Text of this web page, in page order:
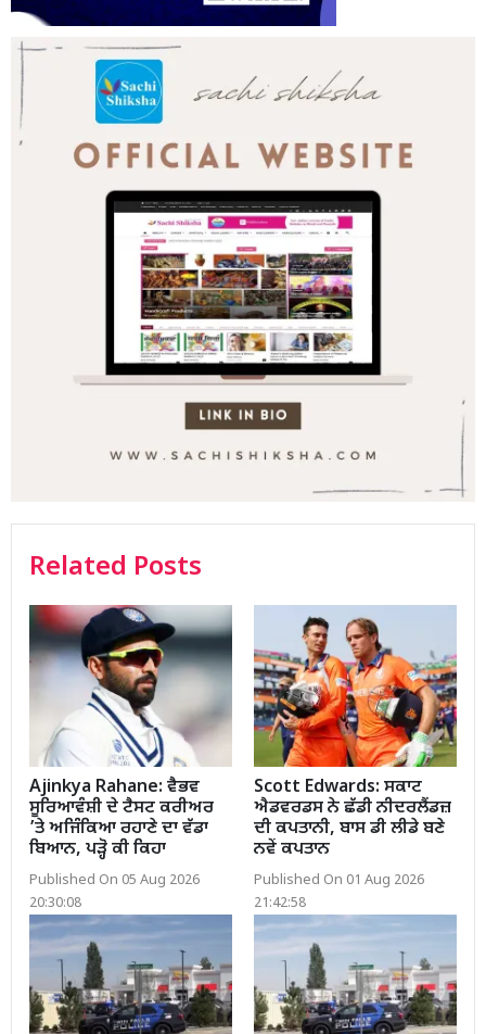
Related Posts
Ajinkya Rahane: ਵੈਭਵ
ਸੂਰਿਆਵੰਸ਼ੀ ਦੇ ਟੈਸਟ ਕਰੀਅਰ
’ਤੇ ਅਜਿੰਕਿਆ ਰਹਾਣੇ ਦਾ ਵੱਡਾ
ਬਿਆਨ, ਪੜ੍ਹੋ ਕੀ ਕਿਹਾ
Published On 05 Aug 2026
20:30:08
Scott Edwards: ਸਕਾਟ
ਐਡਵਰਡਸ ਨੇ ਛੱਡੀ ਨੀਦਰਲੈਂਡਜ਼
ਦੀ ਕਪਤਾਨੀ, ਬਾਸ ਡੀ ਲੀਡੇ ਬਣੇ
ਨਵੇਂ ਕਪਤਾਨ
Published On 01 Aug 2026
21:42:58